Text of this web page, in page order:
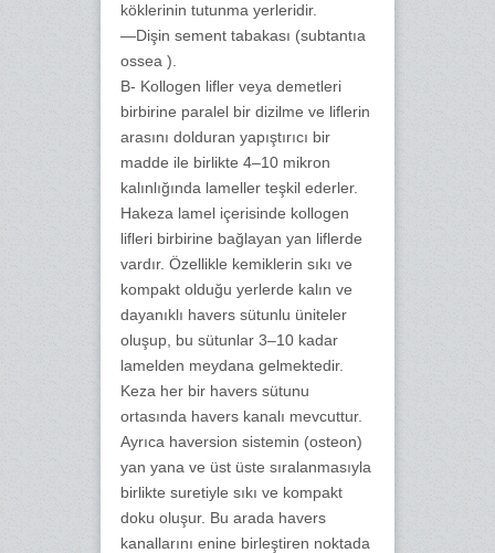
köklerinin tutunma yerleridir.
—Dişin sement tabakası (subtantıa
ossea ).
B- Kollogen lifler veya demetleri
birbirine paralel bir dizilme ve liflerin
arasını dolduran yapıştırıcı bir
madde ile birlikte 4–10 mikron
kalınlığında lameller teşkil ederler.
Hakeza lamel içerisinde kollogen
lifleri birbirine bağlayan yan liflerde
vardır. Özellikle kemiklerin sıkı ve
kompakt olduğu yerlerde kalın ve
dayanıklı havers sütunlu üniteler
oluşup, bu sütunlar 3–10 kadar
lamelden meydana gelmektedir.
Keza her bir havers sütunu
ortasında havers kanalı mevcuttur.
Ayrıca haversion sistemin (osteon)
yan yana ve üst üste sıralanmasıyla
birlikte suretiyle sıkı ve kompakt
doku oluşur. Bu arada havers
kanallarını enine birleştiren noktada